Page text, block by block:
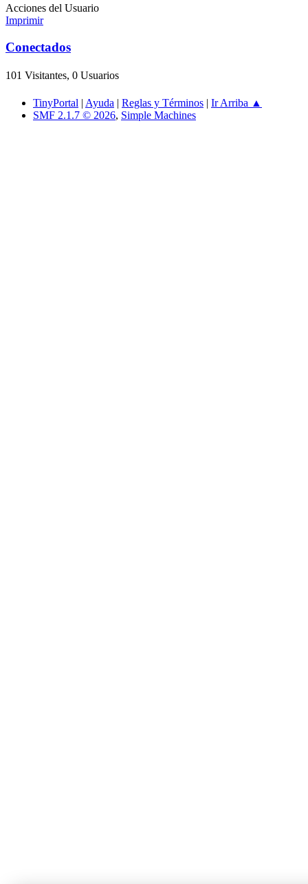
Acciones del Usuario
Imprimir
Conectados
101 Visitantes, 0 Usuarios
TinyPortal | Ayuda | Reglas y Términos | Ir Arriba ▲
SMF 2.1.7 © 2026, Simple Machines